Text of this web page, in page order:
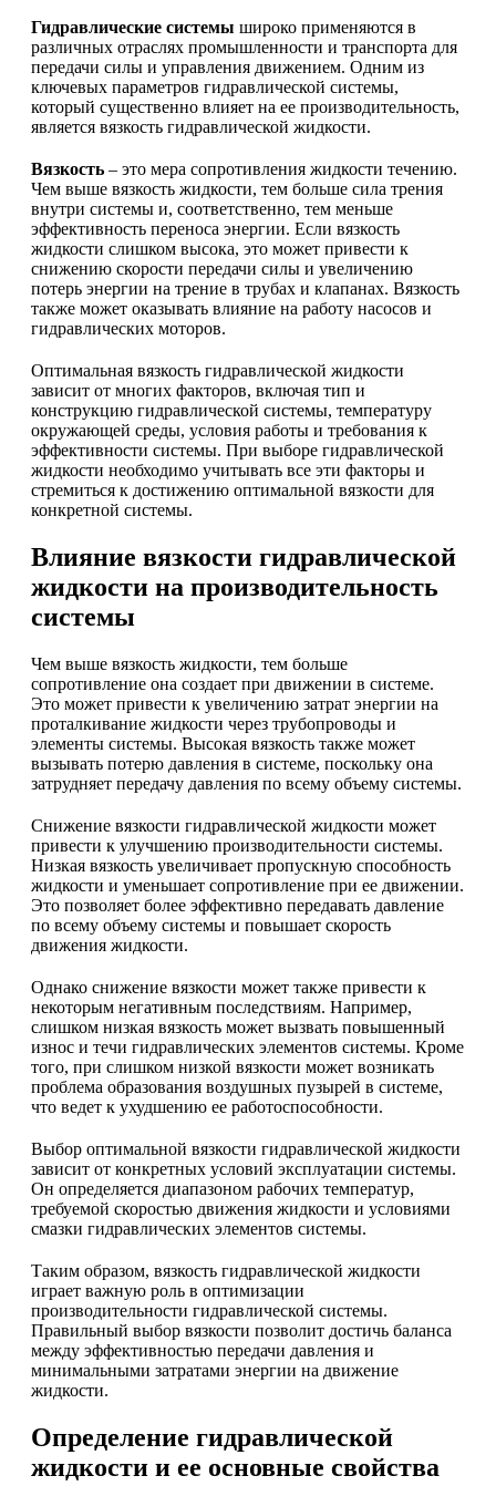
Гидравлические системы широко применяются в
различных отраслях промышленности и транспорта для
передачи силы и управления движением. Одним из
ключевых параметров гидравлической системы,
который существенно влияет на ее производительность,
является вязкость гидравлической жидкости.
Вязкость – это мера сопротивления жидкости течению.
Чем выше вязкость жидкости, тем больше сила трения
внутри системы и, соответственно, тем меньше
эффективность переноса энергии. Если вязкость
жидкости слишком высока, это может привести к
снижению скорости передачи силы и увеличению
потерь энергии на трение в трубах и клапанах. Вязкость
также может оказывать влияние на работу насосов и
гидравлических моторов.
Оптимальная вязкость гидравлической жидкости
зависит от многих факторов, включая тип и
конструкцию гидравлической системы, температуру
окружающей среды, условия работы и требования к
эффективности системы. При выборе гидравлической
жидкости необходимо учитывать все эти факторы и
стремиться к достижению оптимальной вязкости для
конкретной системы.
Влияние вязкости гидравлической
жидкости на производительность
системы
Чем выше вязкость жидкости, тем больше
сопротивление она создает при движении в системе.
Это может привести к увеличению затрат энергии на
проталкивание жидкости через трубопроводы и
элементы системы. Высокая вязкость также может
вызывать потерю давления в системе, поскольку она
затрудняет передачу давления по всему объему системы.
Снижение вязкости гидравлической жидкости может
привести к улучшению производительности системы.
Низкая вязкость увеличивает пропускную способность
жидкости и уменьшает сопротивление при ее движении.
Это позволяет более эффективно передавать давление
по всему объему системы и повышает скорость
движения жидкости.
Однако снижение вязкости может также привести к
некоторым негативным последствиям. Например,
слишком низкая вязкость может вызвать повышенный
износ и течи гидравлических элементов системы. Кроме
того, при слишком низкой вязкости может возникать
проблема образования воздушных пузырей в системе,
что ведет к ухудшению ее работоспособности.
Выбор оптимальной вязкости гидравлической жидкости
зависит от конкретных условий эксплуатации системы.
Он определяется диапазоном рабочих температур,
требуемой скоростью движения жидкости и условиями
смазки гидравлических элементов системы.
Таким образом, вязкость гидравлической жидкости
играет важную роль в оптимизации
производительности гидравлической системы.
Правильный выбор вязкости позволит достичь баланса
между эффективностью передачи давления и
минимальными затратами энергии на движение
жидкости.
Определение гидравлической
жидкости и ее основные свойства